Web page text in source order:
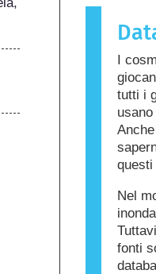
per
altri.
I
tutti i
questi
Nel
fonti